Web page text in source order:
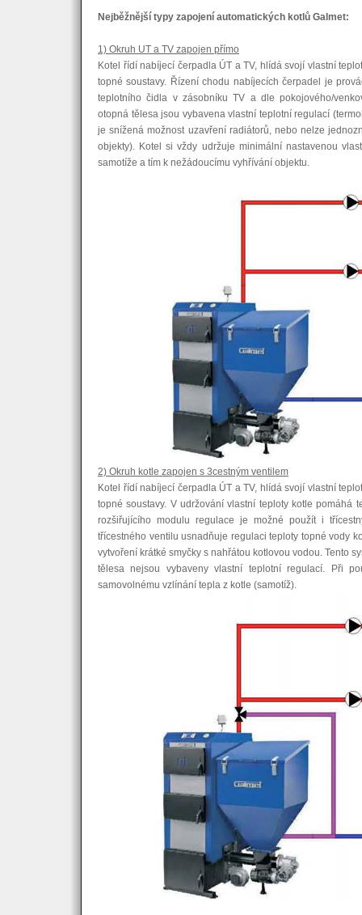
Nejběžnější typy zapojení automatických kotlů Galmet:
1) Okruh UT a TV zapojen přímo
Kotel řídí nabíjecí čerpadla ÚT a TV, hlídá svojí vlastní
topné soustavy. Řízení chodu nabíjecích čerpadel je
teplotního čidla v zásobníku TV a dle pokojového/
otopná tělesa jsou vybavena vlastní teplotní regulací
je snížená možnost uzavření radiátorů, nebo nelze
objekty). Kotel si vždy udržuje minimální nastavenou
samotíže a tím k nežádoucímu vyhřívání objektu.
2) Okruh kotle zapojen s 3cestným ventilem
Kotel řídí nabíjecí čerpadla ÚT a TV, hlídá svojí vlastní
topné soustavy. V udržování vlastní teploty kotle pomáhá
rozšiřujícího modulu regulace je možné použít i
třícestného ventilu usnadňuje regulaci teploty topné vody
vytvoření krátké smyčky s nahřátou kotlovou vodou. Tento
tělesa nejsou vybaveny vlastní teplotní regulací. Při
samovolnému vzlínání tepla z kotle (samotíž).